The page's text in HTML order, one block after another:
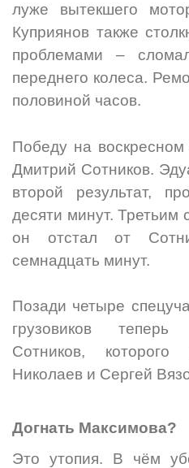
луже вытекшего
Куприянов также
проблемами –
переднего колеса.
половиной часов.
Победу на воскресном
Дмитрий Сотников.
второй результат,
десяти минут. Третьим
он отстал от
семнадцать минут.
Позади четыре
грузовиков
Сотников, которого
Николаев и Сергей
Догнать Максимова?
Это утопия. В чём